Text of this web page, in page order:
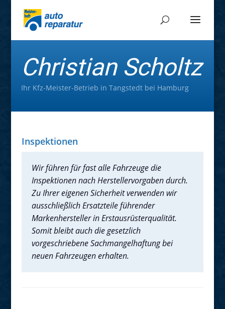
Christian Scholtz
Ihr Kfz-Meister-Betrieb in Tangstedt bei Hamburg
Inspektionen
Wir führen für fast alle Fahrzeuge die
Inspektionen nach Herstellervorgaben durch.
Zu Ihrer eigenen Sicherheit verwenden wir
ausschließlich Ersatzteile führender
Markenhersteller in Erstausrüsterqualität.
Somit bleibt auch die gesetzlich
vorgeschriebene Sachmangelhaftung bei
neuen Fahrzeugen erhalten.